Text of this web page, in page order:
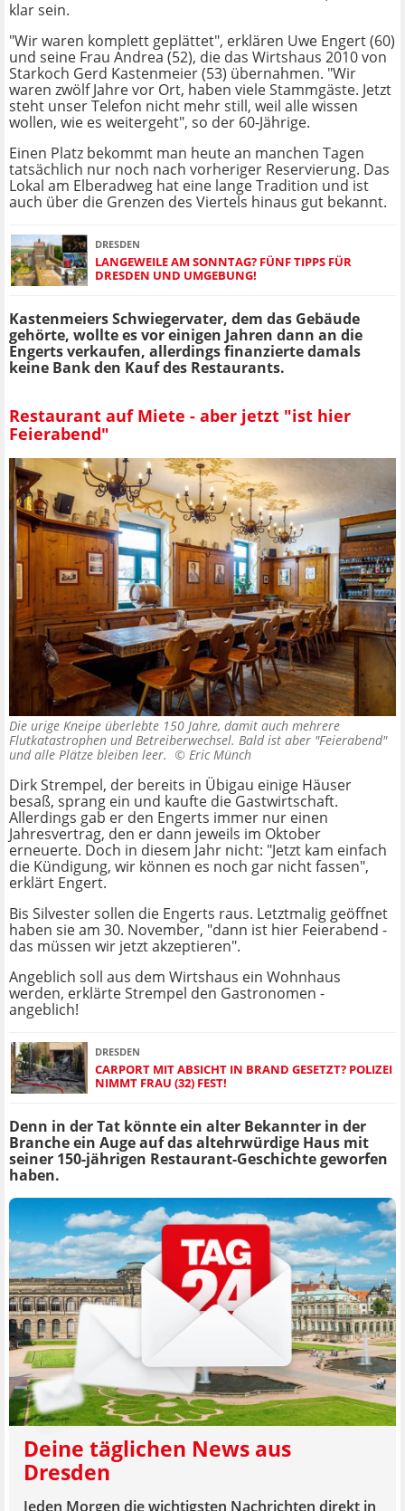
klar sein.
"Wir waren komplett geplättet", erklären Uwe Engert (60)
und seine Frau Andrea (52), die das Wirtshaus 2010 von
Starkoch Gerd Kastenmeier (53) übernahmen. "Wir
waren zwölf Jahre vor Ort, haben viele Stammgäste. Jetzt
steht unser Telefon nicht mehr still, weil alle wissen
wollen, wie es weitergeht", so der 60-Jährige.
Einen Platz bekommt man heute an manchen Tagen
tatsächlich nur noch nach vorheriger Reservierung. Das
Lokal am Elberadweg hat eine lange Tradition und ist
auch über die Grenzen des Viertels hinaus gut bekannt.
DRESDEN
LANGEWEILE AM SONNTAG? FÜNF TIPPS FÜR
DRESDEN UND UMGEBUNG!
Kastenmeiers Schwiegervater, dem das Gebäude
gehörte, wollte es vor einigen Jahren dann an die
Engerts verkaufen, allerdings finanzierte damals
keine Bank den Kauf des Restaurants.
Restaurant auf Miete - aber jetzt "ist hier
Feierabend"
Die urige Kneipe überlebte 150 Jahre, damit auch mehrere
Flutkatastrophen und Betreiberwechsel. Bald ist aber "Feierabend"
und alle Plätze bleiben leer. © Eric Münch
Dirk Strempel, der bereits in Übigau einige Häuser
besaß, sprang ein und kaufte die Gastwirtschaft.
Allerdings gab er den Engerts immer nur einen
Jahresvertrag, den er dann jeweils im Oktober
erneuerte. Doch in diesem Jahr nicht: "Jetzt kam einfach
die Kündigung, wir können es noch gar nicht fassen",
erklärt Engert.
Bis Silvester sollen die Engerts raus. Letztmalig geöffnet
haben sie am 30. November, "dann ist hier Feierabend -
das müssen wir jetzt akzeptieren".
Angeblich soll aus dem Wirtshaus ein Wohnhaus
werden, erklärte Strempel den Gastronomen -
angeblich!
DRESDEN
CARPORT MIT ABSICHT IN BRAND GESETZT? POLIZEI
NIMMT FRAU (32) FEST!
Denn in der Tat könnte ein alter Bekannter in der
Branche ein Auge auf das altehrwürdige Haus mit
seiner 150-jährigen Restaurant-Geschichte geworfen
haben.
Deine täglichen News aus
Dresden
Jeden Morgen die wichtigsten Nachrichten direkt in